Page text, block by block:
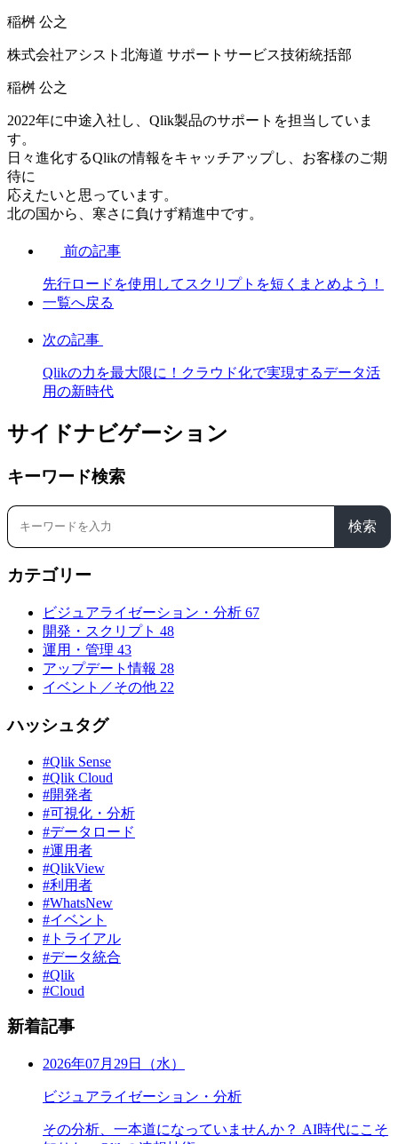
稲桝 公之
株式会社アシスト北海道 サポートサービス技術統括部
稲桝 公之
2022年に中途入社し、Qlik製品のサポートを担当していま
す。
日々進化するQlikの情報をキャッチアップし、お客様のご期
待に
応えたいと思っています。
北の国から、寒さに負けず精進中です。
前の記事
先行ロードを使用してスクリプトを短くまとめよう！
一覧へ戻る
次の記事
Qlikの力を最大限に！クラウド化で実現するデータ活
用の新時代
サイドナビゲーション
キーワード検索
検索
カテゴリー
ビジュアライゼーション・分析 67
開発・スクリプト 48
運用・管理 43
アップデート情報 28
イベント／その他 22
ハッシュタグ
#Qlik Sense
#Qlik Cloud
#開発者
#可視化・分析
#データロード
#運用者
#QlikView
#利用者
#WhatsNew
#イベント
#トライアル
#データ統合
#Qlik
#Cloud
新着記事
2026年07月29日（水）
ビジュアライゼーション・分析
その分析、一本道になっていませんか？ AI時代にこそ